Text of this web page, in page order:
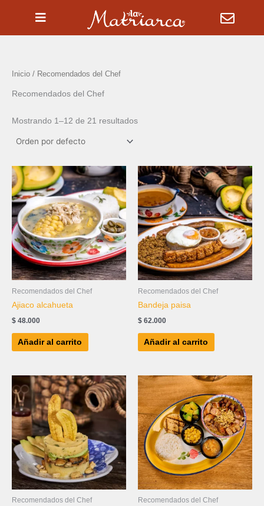
Inicio / Recomendados del Chef
Recomendados del Chef
Mostrando 1–12 de 21 resultados
Recomendados del Chef
Ajiaco alcahueta
$ 48.000
Añadir al carrito
Recomendados del Chef
Bandeja paisa
$ 62.000
Añadir al carrito
Recomendados del Chef Recomendados del Chef